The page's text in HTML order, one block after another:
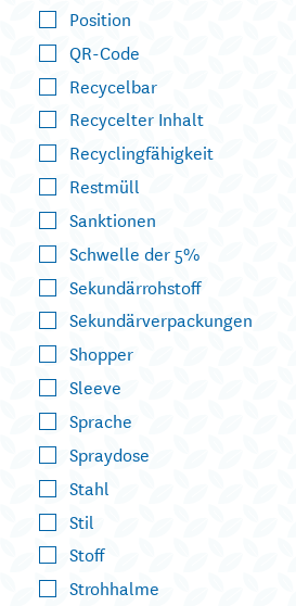
Position
QR-Code
Recycelbar
Recycelter Inhalt
Recyclingfähigkeit
Restmüll
Sanktionen
Schwelle der 5%
Sekundärrohstoff
Sekundärverpackungen
Shopper
Sleeve
Sprache
Spraydose
Stahl
Stil
Stoff
Strohhalme